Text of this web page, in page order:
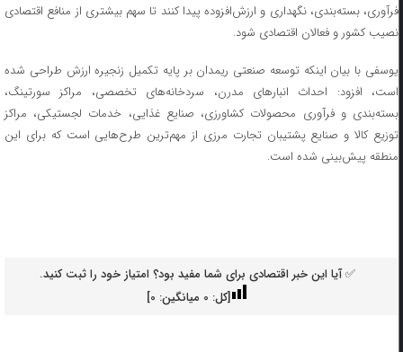
فرآوری، بسته‌بندی، نگهداری و ارزش‌افزوده پیدا کنند تا سهم بیشتری از منافع اقتصادی
نصیب کشور و فعالان اقتصادی شود.
یوسفی با بیان اینکه توسعه صنعتی ریمدان بر پایه تکمیل زنجیره ارزش طراحی شده
است، افزود: احداث انبارهای مدرن، سردخانه‌های تخصصی، مراکز سورتینگ،
بسته‌بندی و فرآوری محصولات کشاورزی، صنایع غذایی، خدمات لجستیکی، مراکز
توزیع کالا و صنایع پشتیبان تجارت مرزی از مهم‌ترین طرح‌هایی است که برای این
منطقه پیش‌بینی شده است.
✅ آیا این خبر اقتصادی برای شما مفید بود؟ امتیاز خود را ثبت کنید.
[کل: 0میانگین: 0
]